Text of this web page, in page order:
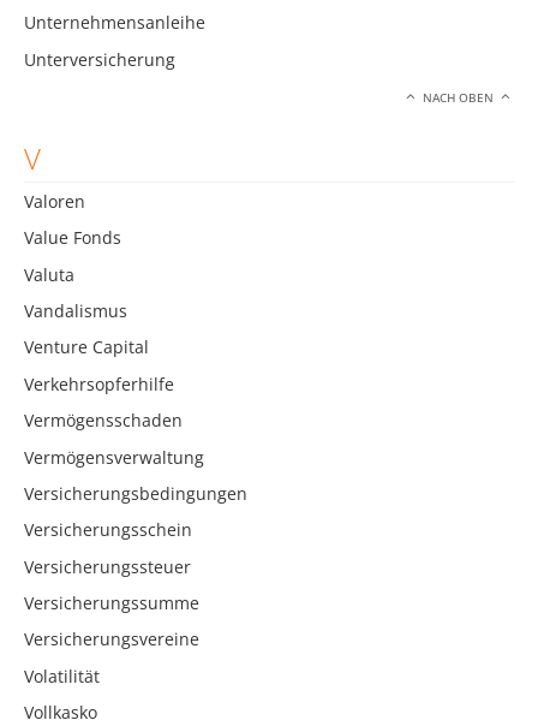
Unternehmensanleihe
Unterversicherung
NACH OBEN
V
Valoren
Value Fonds
Valuta
Vandalismus
Venture Capital
Verkehrsopferhilfe
Vermögensschaden
Vermögensverwaltung
Versicherungsbedingungen
Versicherungsschein
Versicherungssteuer
Versicherungssumme
Versicherungsvereine
Volatilität
Vollkasko